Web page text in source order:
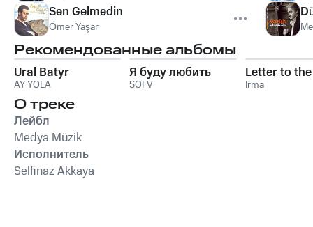
Sen Gelmedin
Ömer Yaşar
Рекомендованные альбомы
Ural Batyr
AY YOLA
Я буду любить
SOFV
Letter to
Irma
О треке
Лейбл
Medya Müzik
Исполнитель
Selfinaz Akkaya